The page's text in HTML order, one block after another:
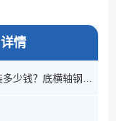
详情